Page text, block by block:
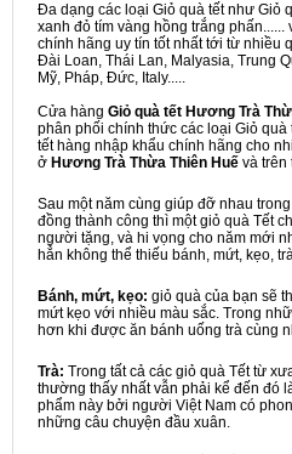
Đa dạng các loại Giỏ quà tết như Giỏ
xanh đỏ tím vàng hồng trắng
chính hãng uy tín tốt nhất tới từ nhiều
Đài Loan, Thái Lan, Malyasia, Trung
Mỹ, Pháp, Đức, Italy.....
Cửa hàng Giỏ quà tết Hương Trà
phân phối chính thức các loại Giỏ
tết hàng nhập khẩu chính hãng cho
ở Hương Trà Thừa Thiên Huế và trên
Sau một năm cùng giúp đỡ nhau
đồng thành công thì một giỏ quà Tết
người tặng, và hi vọng cho năm mới
hẳn không thể thiếu bánh, mứt, kẹo,
Bánh, mứt, kẹo: giỏ quà của bạn sẽ
mứt kẹo với nhiều màu sắc. Trong
hơn khi được ăn bánh uống trà cùng
Trà: Trong tất cả các giỏ quà Tết từ
thường thấy nhất vẫn phải kể đến đó
phẩm này bởi người Việt Nam có
những câu chuyện đầu xuân.